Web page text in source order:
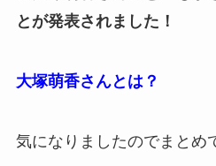
とが発表されました！
大塚萌香さんとは？
気になりましたのでまとめ